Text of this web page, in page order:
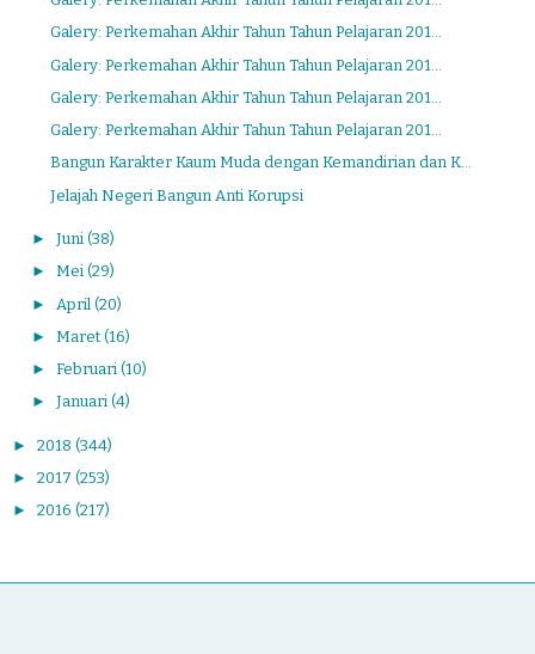
Galery: Perkemahan Akhir Tahun Tahun Pelajaran 201...
Galery: Perkemahan Akhir Tahun Tahun Pelajaran 201...
Galery: Perkemahan Akhir Tahun Tahun Pelajaran 201...
Galery: Perkemahan Akhir Tahun Tahun Pelajaran 201...
Bangun Karakter Kaum Muda dengan Kemandirian dan K...
Jelajah Negeri Bangun Anti Korupsi
► Juni (38)
► Mei (29)
► April (20)
► Maret (16)
► Februari (10)
► Januari (4)
► 2018 (344)
► 2017 (253)
► 2016 (217)